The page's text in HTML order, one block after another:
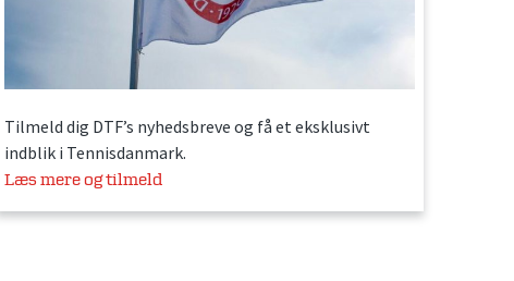
Tilmeld dig DTF’s nyhedsbreve og få et eksklusivt
indblik i Tennisdanmark.
Læs mere og tilmeld